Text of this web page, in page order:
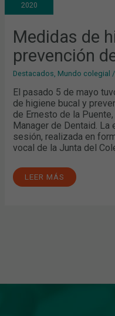
2020
Medidas de
prevención
Destacados Mundo colegial
El pasado 5 de mayo
de higiene bucal y
de Ernesto de la
Manager de Dentaid. La
sesión, realizada en
vocal de la Junta del
PREVENCIÓN
DE
COVID-
19
LEER MÁS